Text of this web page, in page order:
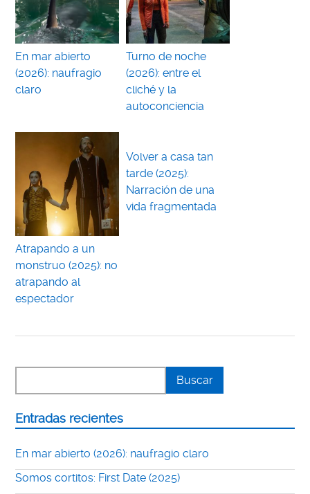
En mar abierto
(2026): naufragio
claro
Turno de noche
(2026): entre el
cliché y la
autoconciencia
Atrapando a un
monstruo (2025): no
atrapando al
espectador
Volver a casa tan
tarde (2025):
Narración de una
vida fragmentada
Entradas recientes
En mar abierto (2026): naufragio claro
Somos cortitos: First Date (2025)